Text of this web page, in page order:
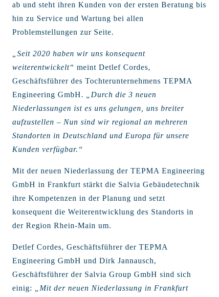
ab und steht ihren Kunden von der ersten Beratung bis
hin zu Service und Wartung bei allen
Problemstellungen zur Seite.
„Seit 2020 haben wir uns konsequent
weiterentwickelt“ meint Detlef Cordes,
Geschäftsführer des Tochterunternehmens TEPMA
Engineering GmbH.
„Durch die 3 neuen
Niederlassungen ist es uns gelungen, uns breiter
aufzustellen – Nun sind wir regional an mehreren
Standorten in Deutschland und Europa für unsere
Kunden verfügbar.“
Mit der neuen Niederlassung der TEPMA Engineering
GmbH in Frankfurt stärkt die Salvia Gebäudetechnik
ihre Kompetenzen in der Planung und setzt
konsequent die Weiterentwicklung des Standorts in
der Region Rhein-Main um.
Detlef Cordes, Geschäftsführer der TEPMA
Engineering GmbH und Dirk Jannausch,
Geschäftsführer der Salvia Group GmbH sind sich
einig:
„Mit der neuen Niederlassung in Frankfurt